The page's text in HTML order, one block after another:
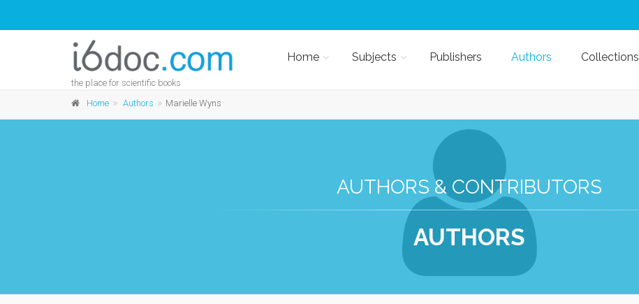
the place for scientific books
Home Subjects Publishers Authors Collections
Home Authors Marielle Wyns
AUTHORS & CONTRIBUTORS
AUTHORS